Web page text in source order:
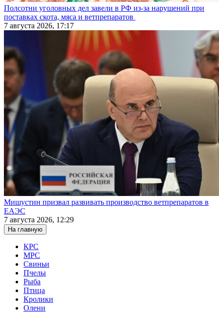
Полсотни уголовных дел завели в РФ из-за нарушений при
поставках скота, мяса и ветпрепаратов
7 августа 2026, 17:17
Мишустин призвал развивать производство ветпрепаратов в
ЕАЭС
7 августа 2026, 12:29
На главную
КРС
МРС
Свиньи
Пчелы
Рыба
Птица
Кролики
Олени